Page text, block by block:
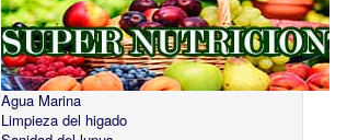
Agua Marina
Limpieza del higado